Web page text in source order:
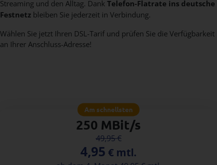
Streaming und den Alltag. Dank Telefon-Flatrate ins deutsche
Festnetz bleiben Sie jederzeit in Verbindung.
Wählen Sie jetzt Ihren DSL-Tarif und prüfen Sie die Verfügbarkeit
an Ihrer Anschluss-Adresse!
Am schnellsten
WB.NET
250 MBit/s
49,95 €
4,95 € mtl.